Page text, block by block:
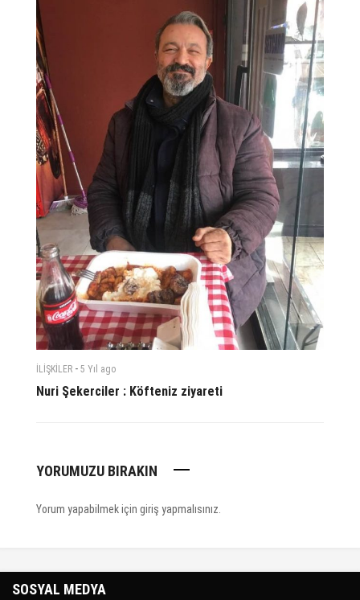
İLİŞKİLER- 5 Yıl ago
Nuri Şekerciler : Köfteniz ziyareti
YORUMUZU BIRAKIN
Yorum yapabilmek için giriş yapmalısınız
SOSYAL MEDYA